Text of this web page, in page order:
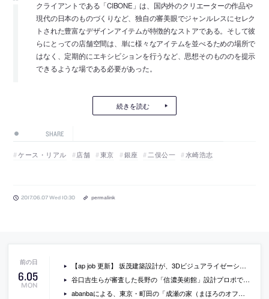
クライアントである「CIBONE」は、国内外のクリエーターの作品や
現代の日本のものづくりなど、独自の審美眼でジャンルレスにセレク
トされた豊富なデザインアイテムが特徴的なストアである。そして彼
らにとっての店舗空間は、単に様々なアイテムを並べるための場所で
はなく、定期的にエキシビションを行うなど、思想そのもののを提示
できるような場である必要があった。
続きを読む
SHARE
ケース・リアル 店舗 東京 銀座 二俣公一 水崎浩志
2017.06.07 Wed 10:30 permalink
6.05
MON
【ap job 更新】 坂茂建築設計が、3Dビジュアライゼーションスタッフ・事務スタッフを募集中
谷口吉生らが審査した長野の「信濃美術館」設計プロポで、プランツアソシエイツが最適候補者に
abanbaによる、東京・町田の「成瀬の家（まほろのオフグリッドハウス）」